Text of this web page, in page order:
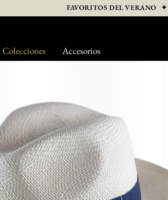
Colecciones Accesorios
FAVORITOS DEL VERANO ✦